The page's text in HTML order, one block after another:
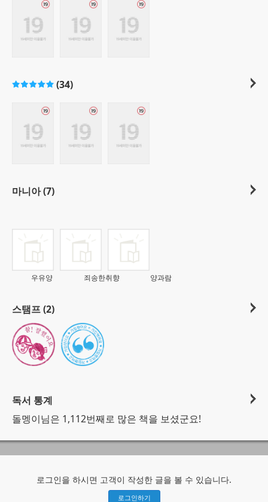
(34)
마니아 (7)
우유양 죄송한취향 양과람
스탬프 (2)
독서 통계
돌멩이님은 1,112번째로 많은 책을 보셨군요!
로그인을 하시면 고객이 작성한 글을 볼 수 있습니다.
로그인하기